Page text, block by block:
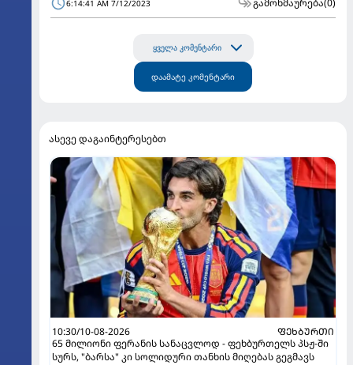
6:14:41 AM 7/12/2023 გამოხმაურება(0)
ყველა კომენტარი
დაამატე კომენტარი
ასევე დაგაინტერესებთ
10:30/10-08-2026
ᲤᲔᲮᲑᲣᲠᲗᲘ
65 მილიონი ფერანის სანაცვლოდ - ფეხბურთელს პსჟ-ში
სურს, "ბარსა" კი სოლიდური თანხის მიღებას გეგმავს